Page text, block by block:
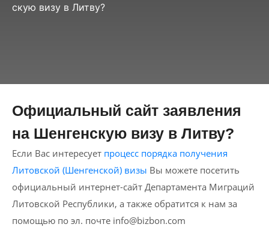
скую визу в Литву?
Официальный сайт заявления
на Шенгенскую визу в Литву?
Если Вас интересует процесс порядка получения
Литовской (Шенгенской) визы Вы можете посетить
официальный интернет-сайт Департамента Миграций
Литовской Республики, а также обратится к нам за
помощью по эл. почте info@bizbon.com